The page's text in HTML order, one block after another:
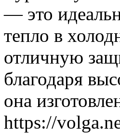
— это
тепло в
отличную
благодаря
она
https://